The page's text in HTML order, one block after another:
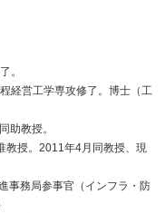
。
経営工学専攻修了。博士（工
助教授。
教授。2011年4月同教授、現
事務局参事官（インフラ・防